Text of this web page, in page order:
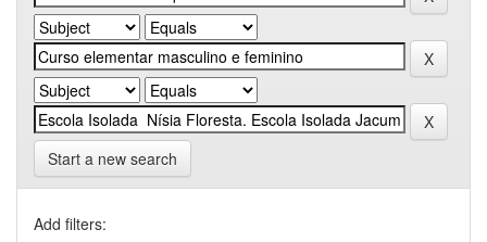
Start a new search
Add filters: